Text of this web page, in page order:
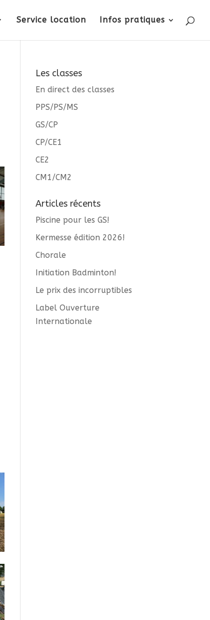
Service location Infos pratiques
Les classes
En direct des classes
PPS/PS/MS
GS/CP
CP/CE1
CE2
CM1/CM2
Articles récents
Piscine pour les GS!
Kermesse édition 2026!
Chorale
Initiation Badminton!
Le prix des incorruptibles
Label Ouverture
Internationale